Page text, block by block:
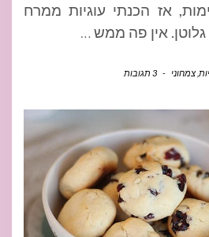
אז הכנתי עוגיות ממרח
אין פה ממש …
צמחוני - 3 תגובות